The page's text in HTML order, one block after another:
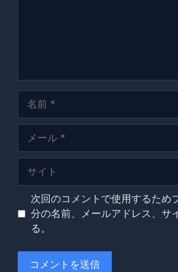
ル
次回のコメントで使用するため
分の名前、メールアドレス、サ
る。